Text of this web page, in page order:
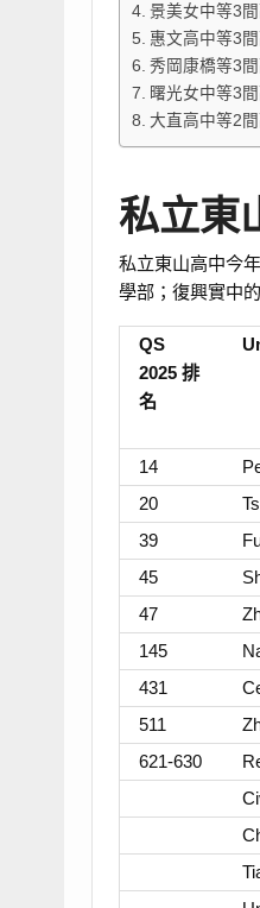
景美女中等3
惠文高中等3
秀岡康橋等3
曙光女中等3
大直高中等2
私立東
私立東山高中今
學部；復興實中
QS
2025 排
名
14
20
39
45
47
145
431
511
621-630